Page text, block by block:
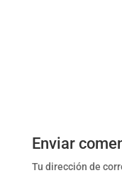
Enviar
Tu dirección de